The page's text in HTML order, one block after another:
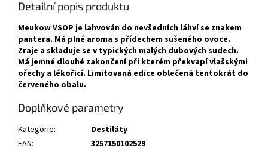
Detailní popis produktu
Meukow VSOP je lahvován do nevšedních láhví se znakem
pantera. Má plné aroma s přídechem sušeného ovoce.
Zraje a skladuje se v typických malých dubových sudech.
Má jemné dlouhé zakončení při kterém překvapí vlašskými
ořechy a lékořicí. Limitovaná edice oblečená tentokrát do
červeného obalu.
Doplňkové parametry
Kategorie:
Destiláty
EAN:
3257150102529